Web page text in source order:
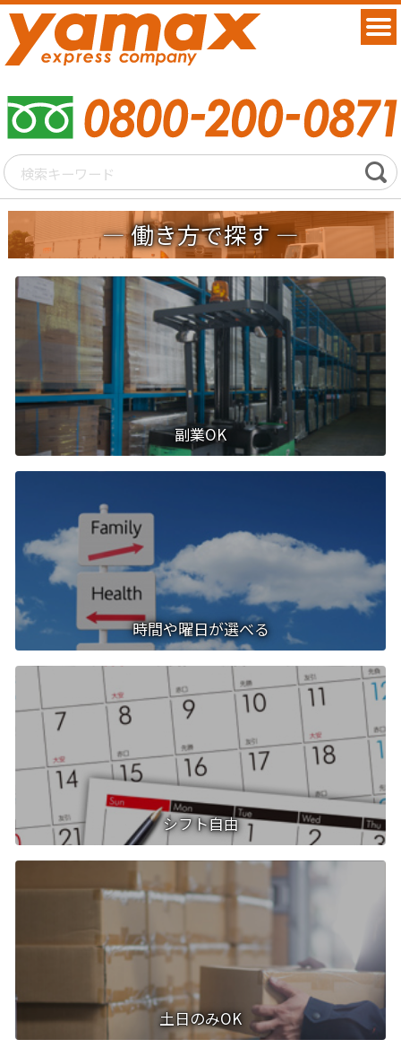
働き方で探す
副業OK
時間や曜日が選べる
シフト自由
土日のみOK